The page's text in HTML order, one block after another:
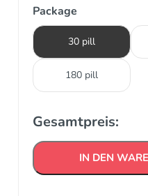
Package
30 pill
180 pill
Gesamtpreis:
IN DEN